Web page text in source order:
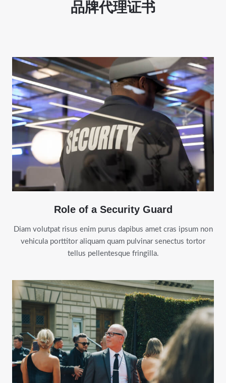
品牌代理证书
Role of a Security Guard
Diam volutpat risus enim purus dapibus amet cras ipsum non
vehicula porttitor aliquam quam pulvinar senectus tortor
tellus pellentesque fringilla.